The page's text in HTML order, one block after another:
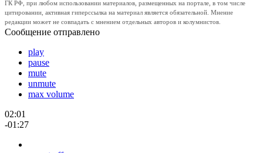
ГК РФ, при любом использовании материалов, размещенных на портале, в том числе
цитировании, активная гиперссылка на материал является обязательной. Мнение
редакции может не совпадать с мнением отдельных авторов и колумнистов.
Сообщение отправлено
play
pause
mute
unmute
max volume
02:01
-01:27